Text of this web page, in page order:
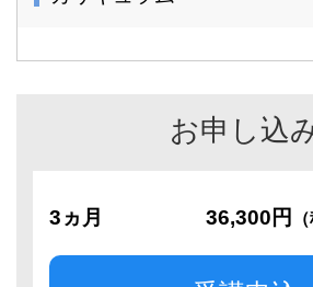
お申し込
3ヵ月 36,300円